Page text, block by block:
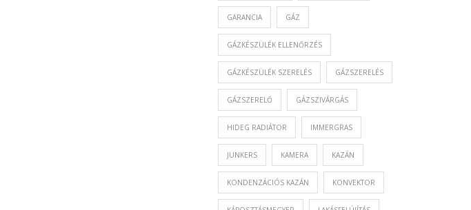
GARANCIA GÁZ
GÁZKÉSZÜLÉK ELLENŐRZÉS
GÁZKÉSZÜLÉK SZERELÉS GÁZSZERELÉS
GÁZSZERELŐ GÁZSZIVÁRGÁS
HIDEG RADIÁTOR IMMERGRAS
JUNKERS KAMERA KAZÁN
KONDENZÁCIÓS KAZÁN KONVEKTOR